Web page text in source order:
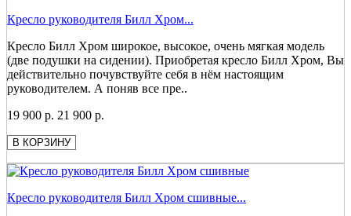
Кресло руководителя Билл Хром...
Кресло Билл Хром широкое, высокое, очень мягкая модель
(две подушки на сидении). Приобретая кресло Билл Хром, Вы
действительно почувствуйте себя в нём настоящим
руководителем. А поняв все пре..
19 900 р. 21 900 р.
В КОРЗИНУ
Кресло руководителя Билл Хром сшивные...